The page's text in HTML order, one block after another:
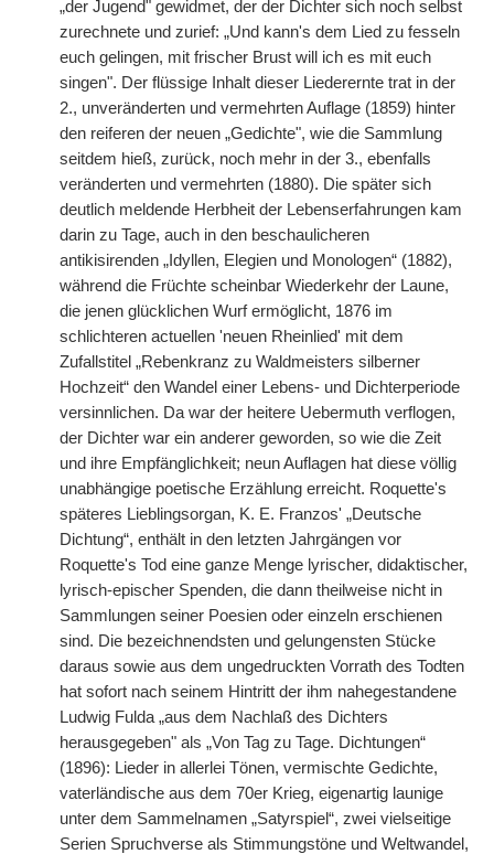
„der Jugend" gewidmet, der der Dichter sich noch selbst
zurechnete und zurief: „Und kann's dem Lied zu fesseln
euch gelingen, mit frischer Brust will ich es mit euch
singen". Der flüssige Inhalt dieser Liederernte trat in der
2., unveränderten und vermehrten Auflage (1859) hinter
den reiferen der neuen „Gedichte", wie die Sammlung
seitdem hieß, zurück, noch mehr in der 3., ebenfalls
veränderten und vermehrten (1880). Die später sich
deutlich meldende Herbheit der Lebenserfahrungen kam
darin zu Tage, auch in den beschaulicheren
antikisirenden „Idyllen, Elegien und Monologen“ (1882),
während die Früchte scheinbar Wiederkehr der Laune,
die jenen glücklichen Wurf ermöglicht, 1876 im
schlichteren actuellen 'neuen Rheinlied' mit dem
Zufallstitel „Rebenkranz zu Waldmeisters silberner
Hochzeit“ den Wandel einer Lebens- und Dichterperiode
versinnlichen. Da war der heitere Uebermuth verflogen,
der Dichter war ein anderer geworden, so wie die Zeit
und ihre Empfänglichkeit; neun Auflagen hat diese völlig
unabhängige poetische Erzählung erreicht. Roquette's
späteres Lieblingsorgan, K. E. Franzos' „Deutsche
Dichtung“, enthält in den letzten Jahrgängen vor
Roquette's Tod eine ganze Menge lyrischer, didaktischer,
lyrisch-epischer Spenden, die dann theilweise nicht in
Sammlungen seiner Poesien oder einzeln erschienen
sind. Die bezeichnendsten und gelungensten Stücke
daraus sowie aus dem ungedruckten Vorrath des Todten
hat sofort nach seinem Hintritt der ihm nahegestandene
Ludwig Fulda „aus dem Nachlaß des Dichters
herausgegeben" als „Von Tag zu Tage. Dichtungen“
(1896): Lieder in allerlei Tönen, vermischte Gedichte,
vaterländische aus dem 70er Krieg, eigenartig launige
unter dem Sammelnamen „Satyrspiel“, zwei vielseitige
Serien Spruchverse als Stimmungstöne und Weltwandel,